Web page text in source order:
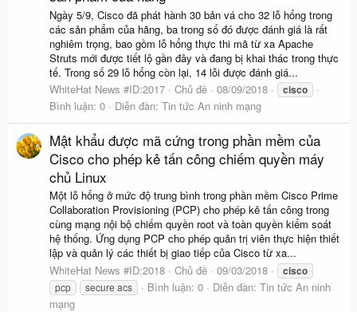
Ngày 5/9, Cisco đã phát hành 30 bản vá cho 32 lỗ hổng trong
các sản phẩm của hãng, ba trong số đó được đánh giá là rất
nghiêm trọng, bao gồm lỗ hổng thực thi mã từ xa Apache
Struts mới được tiết lộ gần đây và đang bị khai thác trong thực
tế. Trong số 29 lỗ hổng còn lại, 14 lỗi được đánh giá...
WhiteHat News #ID:2017
Chủ đề 08/09/2018 cisco
Bình luận: 0 Diễn đàn: Tin tức An ninh mạng
Mật khẩu được mã cứng trong phần mềm của
Cisco cho phép kẻ tấn công chiếm quyền máy
chủ Linux
Một lỗ hổng ở mức độ trung bình trong phần mềm Cisco Prime
Collaboration Provisioning (PCP) cho phép kẻ tấn công trong
cùng mạng nội bộ chiếm quyền root và toàn quyền kiểm soát
hệ thống. Ứng dụng PCP cho phép quản trị viên thực hiện thiết
lập và quản lý các thiết bị giao tiếp của Cisco từ xa...
WhiteHat News #ID:2018
Chủ đề 09/03/2018 cisco
pcp secure acs Bình luận: 0 Diễn đàn: Tin tức An ninh
mạng